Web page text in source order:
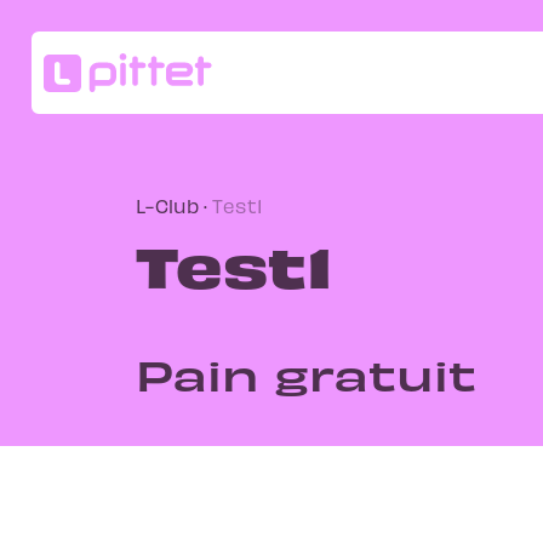
L-Club · Test1
Test1
Pain gratuit